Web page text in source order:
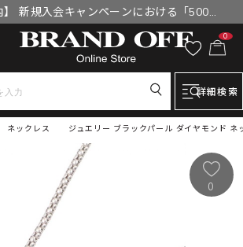
】 新規入会キャンペーンにおける「500円
ーポン」付与漏れと補填について
0
詳細検索
ジュエリー ブラックパール ダイヤモンド
ネックレス
0